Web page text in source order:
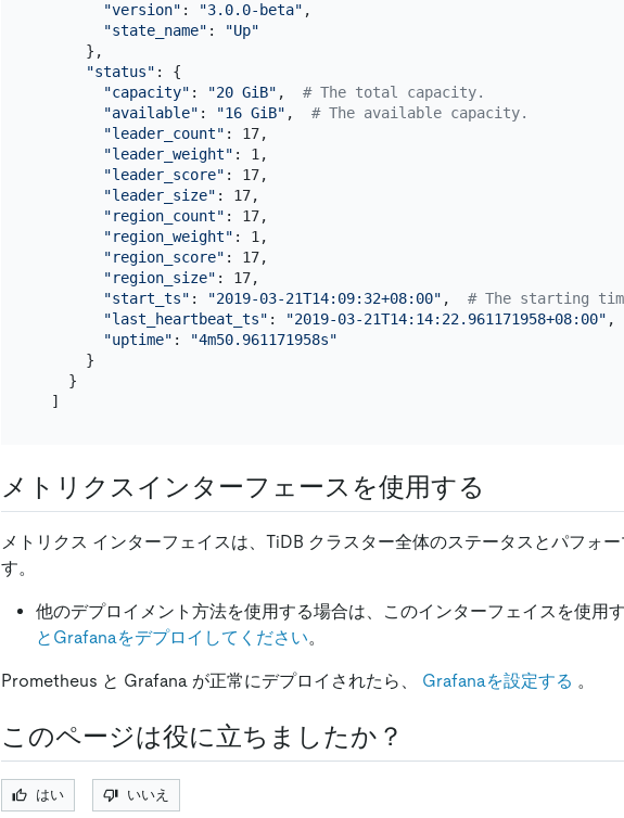
"version" : "3.0.0-beta" ,
"state_name" :
"Up"
      },
"status" : {
"capacity" : "20 GiB" , # The total capacity.
"available" : "16 GiB" , # The available capacity.
"leader_count" : 17,
"leader_weight" : 1,
"leader_score" : 17,
"leader_size" : 17,
"region_count" : 17,
"region_weight" : 1,
"region_score" : 17,
"region_size" : 17,
"start_ts" : "2019-03-21T14:09:32+08:00" , # The starting
"last_heartbeat_ts" : "2019-03-21T14:14:22.961171958+08:00" ,
"uptime" :
"4m50.961171958s"
      }
    }
メトリクスインターフェースを使用する
メトリクス インターフェイスは、TiDB クラスター全体のステータスとパフォ
す。
他のデプロイメント方法を使用する場合は、このインターフェイスを使用
とGrafanaをデプロイしてください。
Prometheus と Grafana が正常にデプロイされたら、 Grafanaを設定する 。
このページは役に立ちましたか？
はい いいえ